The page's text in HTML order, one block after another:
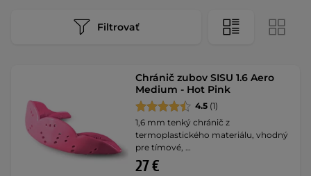
Filtrovať
Chránič zubov SISU 1.6 Aero
Medium - Hot Pink
4.5 (1)
1,6 mm tenký chránič z
termoplastického materiálu, vhodný
pre tímové, …
27 €